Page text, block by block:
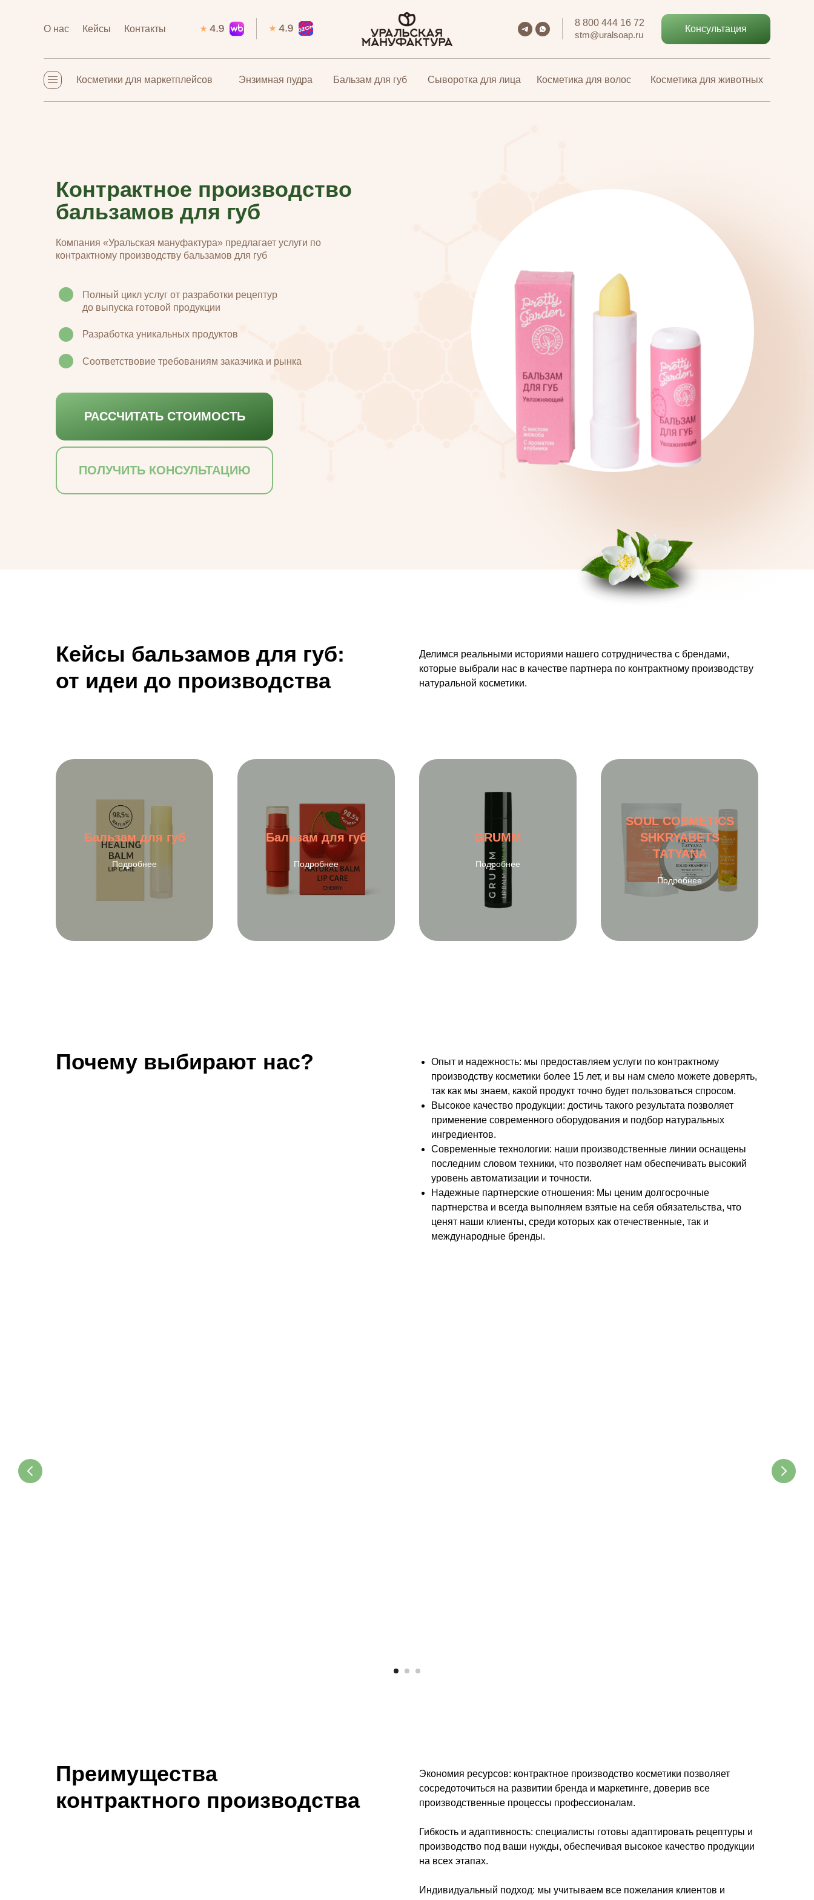
Консультация
8 800 444 16 72
stm@uralsoap.ru
Контакты
Кейсы
О нас
Косметика для животных
Косметика для волос
Сыворотка для лица
Бальзам для губ
Энзимная пудра
Косметики для маркетплейсов
Консультация
8 800 444 16 72
stm@uralsoap.ru
Контакты
Кейсы
О нас
Косметика для животных
Косметика для волос
Сыворотка для лица
Бальзам для губ
Энзимная пудра
Косметики для маркетплейсов
ПОЛУЧИТЬ КОНСУЛЬТАЦИЮ
РАССЧИТАТЬ СТОИМОСТЬ
Соответствовие требованиям заказчика и рынка
Разработка уникальных продуктов
Полный цикл услуг от разработки рецептур
до выпуска готовой продукции
Компания «Уральская мануфактура» предлагает услуги по
контрактному производству бальзамов для губ
Контрактное производство
бальзамов для губ
Кейсы бальзамов для губ:
от идеи до производства
Делимся реальными историями нашего сотрудничества с брендами,
которые выбрали нас в качестве партнера по контрактному производству
натуральной косметики.
Бальзам для губ
Подробнее
Бальзам для губ
Подробнее
GRUMM
Подробнее
SOUL COSMETICS
SHKRYABETS
TATYANA
Подробнее
Почему выбирают нас?
Опыт и надежность: мы предоставляем услуги по контрактному
производству косметики более 15 лет, и вы нам смело можете доверять,
так как мы знаем, какой продукт точно будет пользоваться спросом.
Высокое качество продукции: достичь такого результата позволяет
применение современного оборудования и подбор натуральных
ингредиентов.
Современные технологии: наши производственные линии оснащены
последним словом техники, что позволяет нам обеспечивать высокий
уровень автоматизации и точности.
Надежные партнерские отношения: Мы ценим долгосрочные
партнерства и всегда выполняем взятые на себя обязательства, что
ценят наши клиенты, среди которых как отечественные, так и
международные бренды.
Преимущества
контрактного производства
Экономия ресурсов: контрактное производство косметики позволяет
сосредоточиться на развитии бренда и маркетинге, доверив все
производственные процессы профессионалам.
Гибкость и адаптивность: специалисты готовы адаптировать рецептуры и
производство под ваши нужды, обеспечивая высокое качество продукции
на всех этапах.
Индивидуальный подход: мы учитываем все пожелания клиентов и